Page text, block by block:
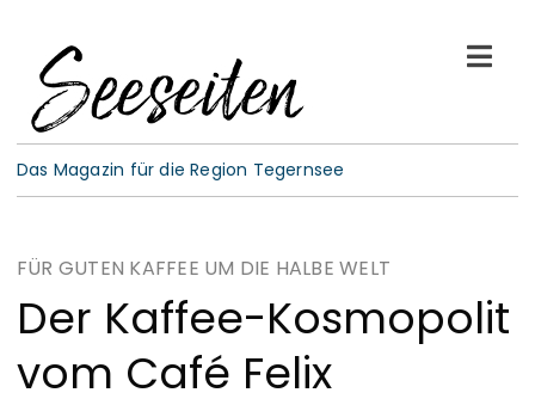
content
See-Leben
Gespräche
Das Magazin für die Region Tegernsee
FÜR GUTEN KAFFEE UM DIE HALBE WELT
Der Kaffee-Kosmopolit
vom Café Felix